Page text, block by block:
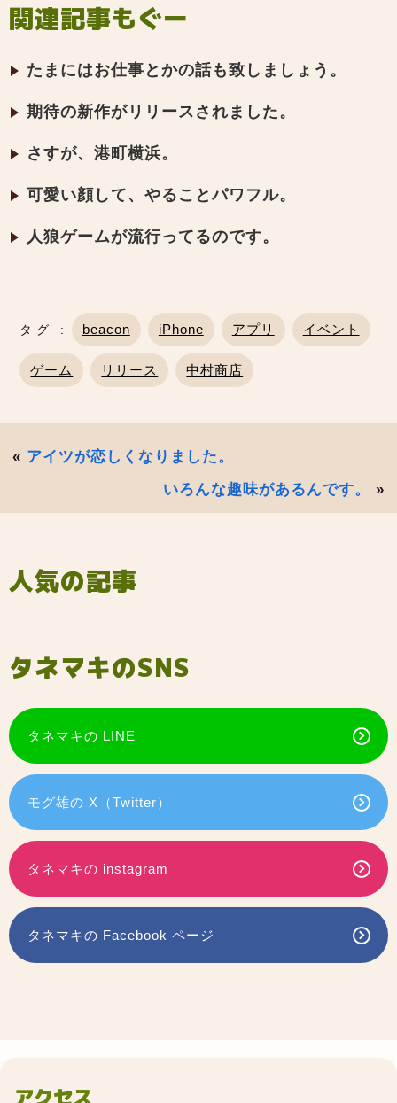
関連記事もぐー
たまにはお仕事とかの話も致しましょう。
期待の新作がリリースされました。
さすが、港町横浜。
可愛い顔して、やることパワフル。
人狼ゲームが流行ってるのです。
タグ : beacon iPhone アプリ イベント
ゲーム リリース 中村商店
« アイツが恋しくなりました。
いろんな趣味があるんです。
»
人気の記事
タネマキのSNS
タネマキの LINE
モグ雄の X（Twitter）
タネマキの instagram
タネマキの Facebook ページ
アクセス